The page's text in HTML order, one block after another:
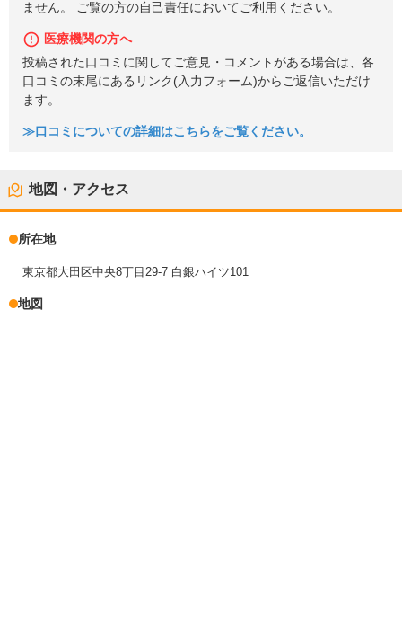
ません。 ご覧の方の自己責任においてご利用ください。
医療機関の方へ
投稿された口コミに関してご意見・コメントがある場合は、各
口コミの末尾にあるリンク(入力フォーム)からご返信いただけ
ます。
≫口コミについての詳細はこちらをご覧ください。
地図・アクセス
所在地
東京都大田区中央8丁目29-7 白銀ハイツ101
地図